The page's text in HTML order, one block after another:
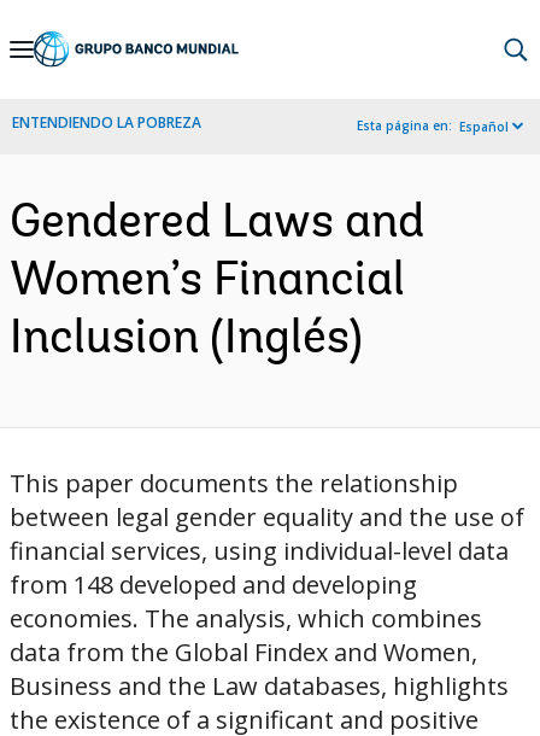
Skip
Navigation
ENTENDIENDO LA POBREZA Esta página en: Español
Gendered Laws and
Women’s Financial
Inclusion (Inglés)
This paper documents the relationship
between legal gender equality and the use of
financial services, using individual-level data
from 148 developed and developing
economies. The analysis, which combines
data from the Global Findex and Women,
Business and the Law databases, highlights
the existence of a significant and positive